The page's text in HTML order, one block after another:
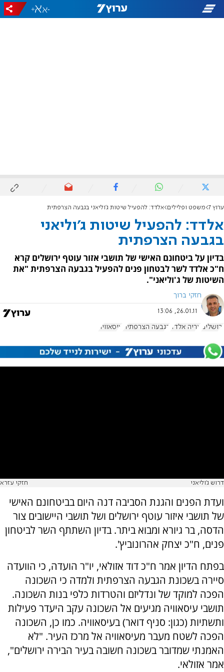
-
+
ערוץ 7 משפט ופלילים אלדד: להפעיל שיטות ג'וליאני בגבעה הצרפתית
אלדד: להפעיל שיטות ג'וליאני
בגבעה הצרפתית
בדיון על ביטחונם האישי של תושבי אזור עוטף ירושלים קרא
ח"כ אלדד לשר לבטחון פנים להפעיל בגבעה הצרפתית "את
השיטות של ג'וליאני".
חזקי ברוך
26.01.11, 13:06
ירושלים אריה אלדד הגבעה הצרפתית עיסאוויה
דרוש ג'וליאני חזקי עזרא
ועדת הפנים והגנת הסביבה דנה היום בביטחונם האישי
של תושבי איזור עוטף ירושלים ושל תושבי היישובים צור
הדסה, בר גיורא ומבוא ביתר. בדיון השתתף השר לביטחון
פנים, ח"כ יצחק אהרונוביץ'.
בפתח הדיון אמר ח"כ דוד אזולאי, יו"ר הועדה, כי הוועדה
סיירה בשכונת הגבעה הצרפתית ולמדה כי השכונה
הפכה למוקד של ונדליזם והטרדות כלפי בנות השכונה.
תושבי עיסאוויה מגיעים אל השכונה עקב היעדר פעילות
ותשתיות (כגון: סניף דואר) בעיסאוויה. כמו כן, השכונה
הפכה לשטח מעבר מעיסאוויה אל מרכז העיר. "לא
האמנתי שמדובר בשכונה חשובה בעיר הבירה ירושלים",
אמר אזולאי.